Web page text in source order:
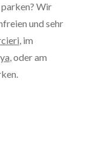
Wir
und sehr
, im
, oder am